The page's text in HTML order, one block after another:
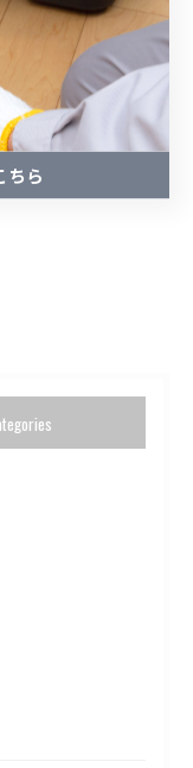
次のページ >
ら
ちら